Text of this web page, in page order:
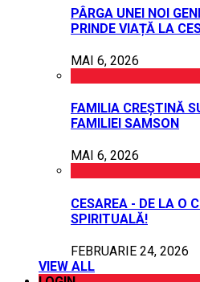
PÂRGA UNEI NOI
PRINDE VIAȚĂ LA
MAI 6, 2026
FAMILIA CREȘTINĂ
FAMILIEI SAMSON
MAI 6, 2026
CESAREA - DE LA O
SPIRITUALĂ!
FEBRUARIE 24, 2026
VIEW ALL